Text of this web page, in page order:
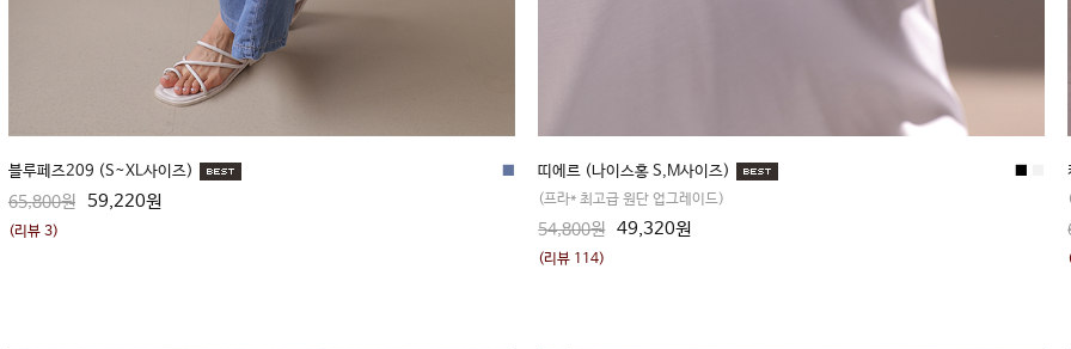
블루페즈209 (S~XL사이즈)
65,800원 59,220원
(리뷰 3)
띠에르 (나이스홍 S,M사이즈)
(프라* 최고급 원단 업그레이드)
54,800원 49,320원
(리뷰 114)